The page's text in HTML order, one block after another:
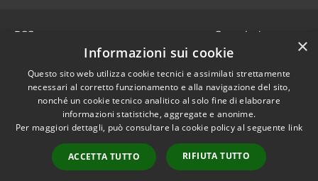
RSS
Privacy
Cookie
Mappa del sito
Segnalazione
disservizio
Whistleblowing
Dichiarazione di
accessibilità
© 2024 • Comune di
Serravalle Pistoiese •
Powered byMunicipium
•Redazione
×
Informazioni sui cookie
Questo sito web utilizza cookie tecnici e assimilati strettamente
necessari al corretto funzionamento e alla navigazione del sito,
nonché un cookie tecnico analitico al solo fine di elaborare
informazioni statistiche, aggregate e anonime.
Per maggiori dettagli, può consultare la cookie policy al seguente link
ACCETTA TUTTO RIFIUTA TUTTO